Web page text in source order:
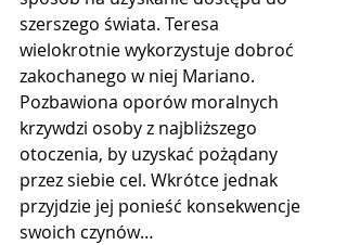
szerszego świata. Teresa
wielokrotnie wykorzystuje dobroć
zakochanego w niej Mariano.
Pozbawiona oporów moralnych
krzywdzi osoby z najbliższego
otoczenia, by uzyskać pożądany
przez siebie cel. Wkrótce jednak
przyjdzie jej ponieść konsekwencje
swoich czynów…